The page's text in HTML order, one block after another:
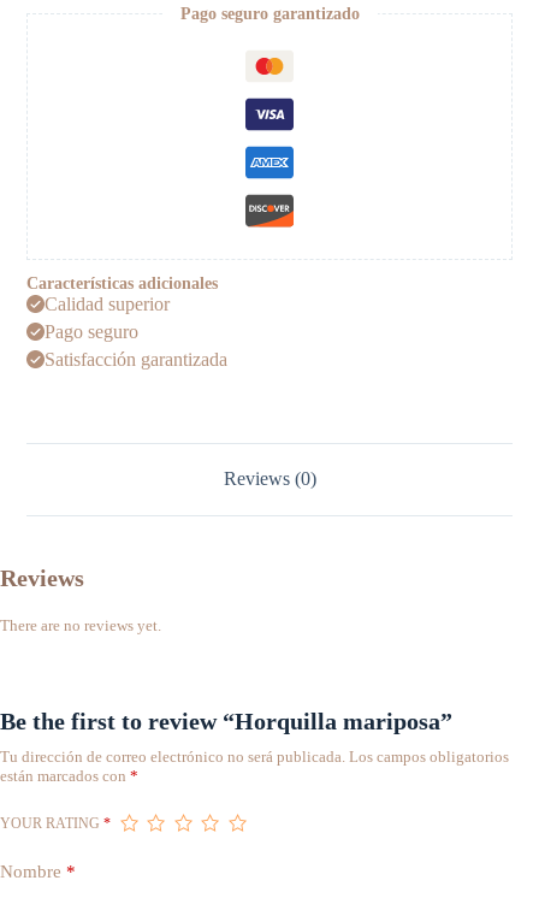
Pago seguro garantizado
Características adicionales
Calidad superior
Pago seguro
Satisfacción garantizada
Reviews (0)
Reviews
There are no reviews yet.
Be the first to review “Horquilla mariposa”
Tu dirección de correo electrónico no será publicada. Los campos obligatorios
están marcados con *
YOUR RATING *
Nombre *